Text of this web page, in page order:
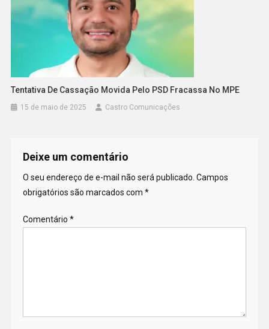
Tentativa De Cassação Movida Pelo PSD Fracassa No MPE
15 de maio de 2025 Castro Comunicações
Deixe um comentário
O seu endereço de e-mail não será publicado. Campos
obrigatórios são marcados com *
Comentário *